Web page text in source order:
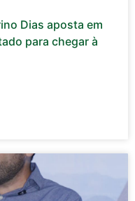
Dias aposta em
para chegar à